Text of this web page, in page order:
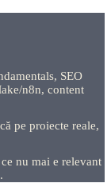
SEO
n8n, content
pe proiecte reale,
nu mai e relevant